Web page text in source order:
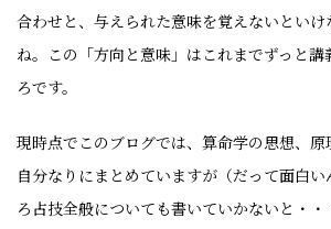
合わせと、与えられた意味を覚えないとい
ね。この「方向と意味」はこれまでずっと講
ろです。
現時点でこのブログでは、算命学の思想、原
自分なりにまとめていますが（だって面白
ろ占技全般についても書いていかないと・・